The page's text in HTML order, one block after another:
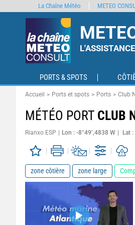
L'ASSISTANCE
PORTS & SPOTS
Accueil Ports et spots Ports Club
MÉTÉO PORT CLUB
Rianxo ESP Lon : -8°49’,4838 W Lat
zone côtière zone large
La Chaîne Météo METEO